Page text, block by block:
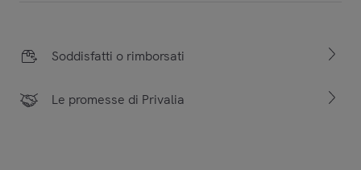
Soddisfatti o rimborsati
Le promesse di Privalia